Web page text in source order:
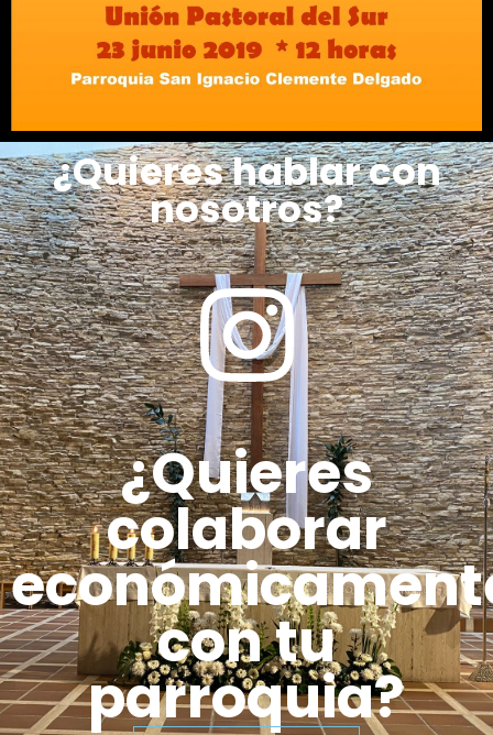
¿Quieres hablar con
nosotros?
¿Quieres
colaborar
con tu
parroquia?